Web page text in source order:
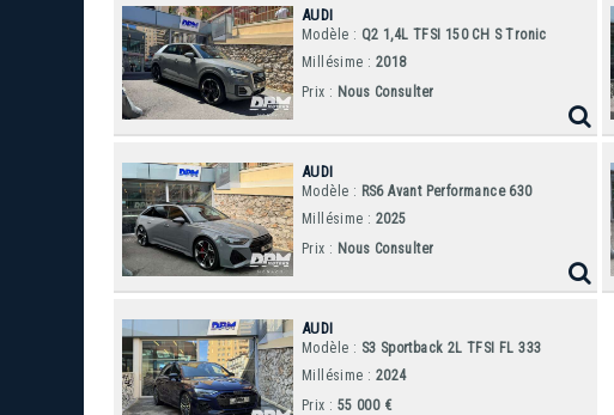
AUDI
Modèle : Q2 1,4L TFSI 150 CH S Tronic
Millésime : 2018
Prix : Nous Consulter
AUDI
Modèle : RS6 Avant Performance 630
Millésime : 2025
Prix : Nous Consulter
AUDI
Modèle : S3 Sportback 2L TFSI FL 333
Millésime : 2024
Prix : 55 000 €